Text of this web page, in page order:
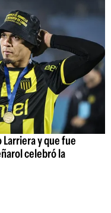
y que fue
celebró la